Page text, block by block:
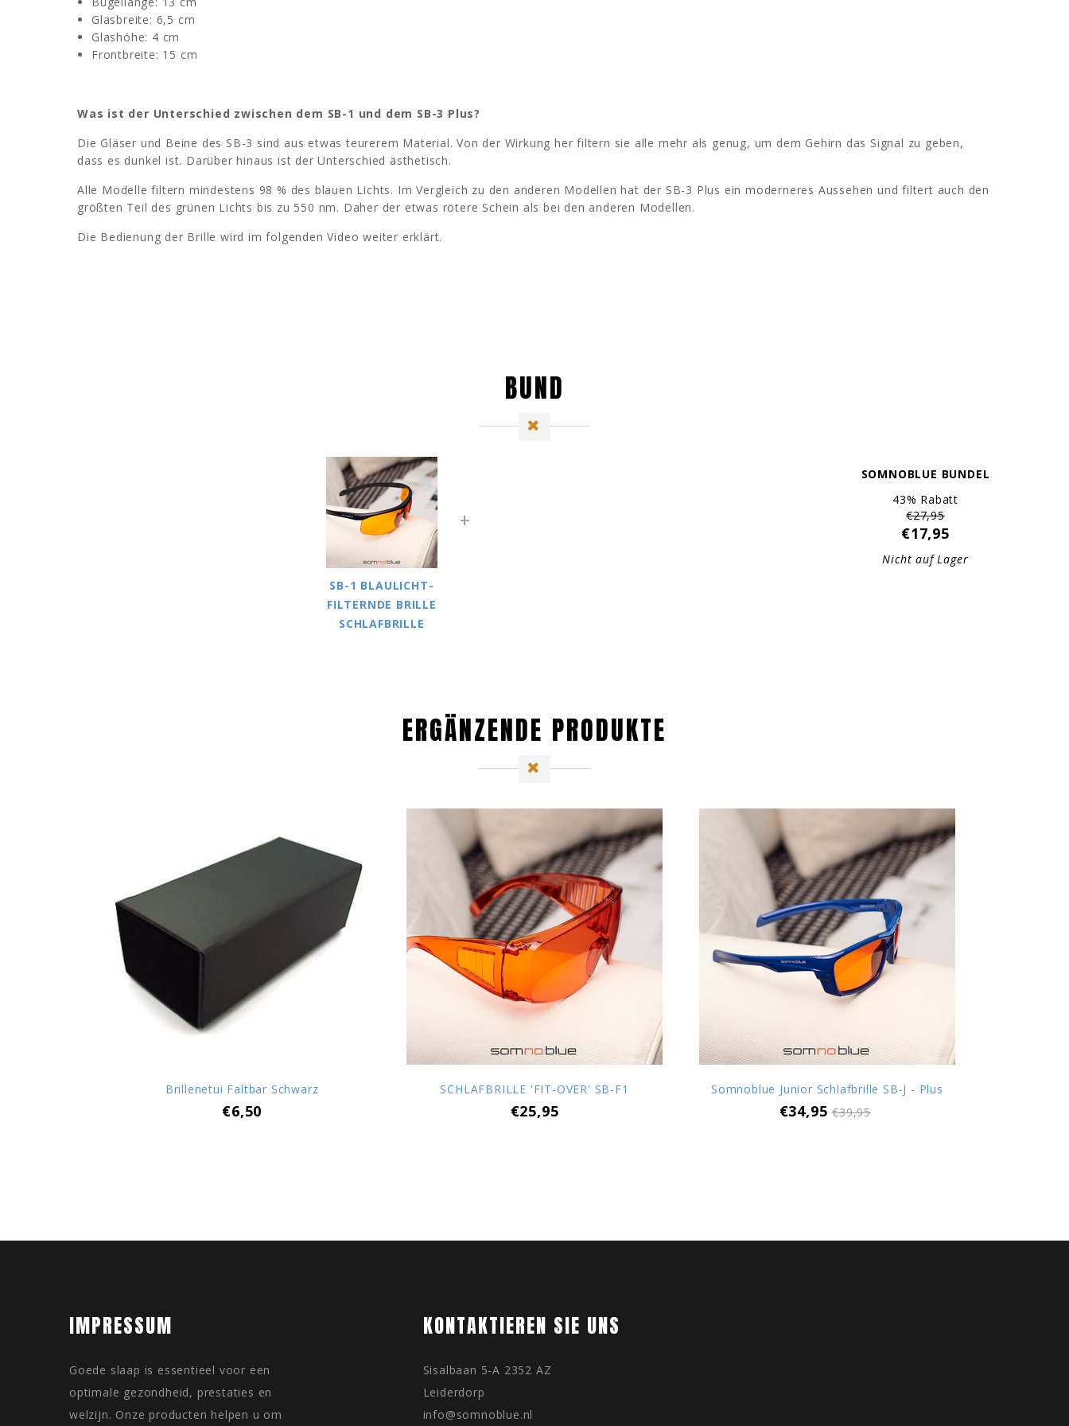
Glasbreite: 6,5 cm
Glashöhe: 4 cm
Frontbreite: 15 cm
Was ist der Unterschied zwischen dem SB-1 und dem SB-3 Plus?
Die Gläser und Beine des SB-3 sind aus etwas teurerem Material. Von der Wirkung her filtern sie alle mehr als genug, um dem Gehirn das Signal zu geben,
dass es dunkel ist. Darüber hinaus ist der Unterschied ästhetisch.
Alle Modelle filtern mindestens 98 % des blauen Lichts. Im Vergleich zu den anderen Modellen hat der SB-3 Plus ein moderneres Aussehen und filtert auch den
größten Teil des grünen Lichts bis zu 550 nm. Daher der etwas rötere Schein als bei den anderen Modellen.
Die Bedienung der Brille wird im folgenden Video weiter erklärt.
BUND
SB-1 BLAULICHT-
FILTERNDE BRILLE
SCHLAFBRILLE
SOMNOBLUE BUNDEL
43% Rabatt
€27,95
€17,95
Nicht auf Lager
ERGÄNZENDE PRODUKTE
Brillenetui Faltbar Schwarz
€6,50
SCHLAFBRILLE 'FIT-OVER' SB-F1
€25,95
Somnoblue Junior Schlafbrille SB-J - Plus
€34,95€39,95
IMPRESSUM
Goede slaap is essentieel voor een
optimale gezondheid, prestaties en
welzijn. Onze producten helpen u om
KONTAKTIEREN SIE UNS
Sisalbaan 5-A 2352 AZ
Leiderdorp
info@somnoblue.nl